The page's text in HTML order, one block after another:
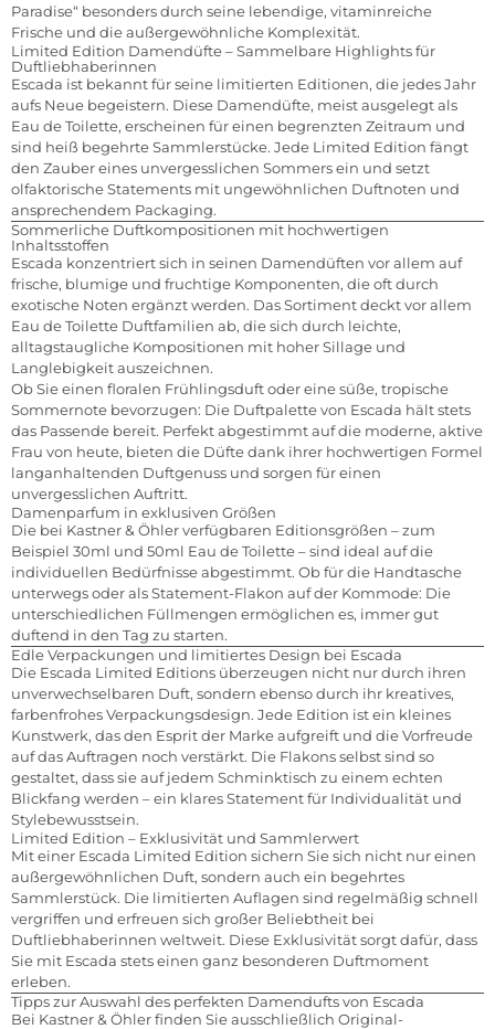
Paradise“ besonders durch seine lebendige, vitaminreiche
Frische und die außergewöhnliche Komplexität.
Limited Edition Damendüfte – Sammelbare Highlights für
Duftliebhaberinnen
Escada ist bekannt für seine limitierten Editionen, die jedes Jahr
aufs Neue begeistern. Diese Damendüfte, meist ausgelegt als
Eau de Toilette, erscheinen für einen begrenzten Zeitraum und
sind heiß begehrte Sammlerstücke. Jede Limited Edition fängt
den Zauber eines unvergesslichen Sommers ein und setzt
olfaktorische Statements mit ungewöhnlichen Duftnoten und
ansprechendem Packaging.
Sommerliche Duftkompositionen mit hochwertigen
Inhaltsstoffen
Escada konzentriert sich in seinen Damendüften vor allem auf
frische, blumige und fruchtige Komponenten, die oft durch
exotische Noten ergänzt werden. Das Sortiment deckt vor allem
Eau de Toilette Duftfamilien ab, die sich durch leichte,
alltagstaugliche Kompositionen mit hoher Sillage und
Langlebigkeit auszeichnen.
Ob Sie einen floralen Frühlingsduft oder eine süße, tropische
Sommernote bevorzugen: Die Duftpalette von Escada hält stets
das Passende bereit. Perfekt abgestimmt auf die moderne, aktive
Frau von heute, bieten die Düfte dank ihrer hochwertigen Formel
langanhaltenden Duftgenuss und sorgen für einen
unvergesslichen Auftritt.
Damenparfum in exklusiven Größen
Die bei Kastner & Öhler verfügbaren Editionsgrößen – zum
Beispiel 30ml und 50ml Eau de Toilette – sind ideal auf die
individuellen Bedürfnisse abgestimmt. Ob für die Handtasche
unterwegs oder als Statement-Flakon auf der Kommode: Die
unterschiedlichen Füllmengen ermöglichen es, immer gut
duftend in den Tag zu starten.
Edle Verpackungen und limitiertes Design bei Escada
Die Escada Limited Editions überzeugen nicht nur durch ihren
unverwechselbaren Duft, sondern ebenso durch ihr kreatives,
farbenfrohes Verpackungsdesign. Jede Edition ist ein kleines
Kunstwerk, das den Esprit der Marke aufgreift und die Vorfreude
auf das Auftragen noch verstärkt. Die Flakons selbst sind so
gestaltet, dass sie auf jedem Schminktisch zu einem echten
Blickfang werden – ein klares Statement für Individualität und
Stylebewusstsein.
Limited Edition – Exklusivität und Sammlerwert
Mit einer Escada Limited Edition sichern Sie sich nicht nur einen
außergewöhnlichen Duft, sondern auch ein begehrtes
Sammlerstück. Die limitierten Auflagen sind regelmäßig schnell
vergriffen und erfreuen sich großer Beliebtheit bei
Duftliebhaberinnen weltweit. Diese Exklusivität sorgt dafür, dass
Sie mit Escada stets einen ganz besonderen Duftmoment
erleben.
Tipps zur Auswahl des perfekten Damendufts von Escada
Bei Kastner & Öhler finden Sie ausschließlich Original-